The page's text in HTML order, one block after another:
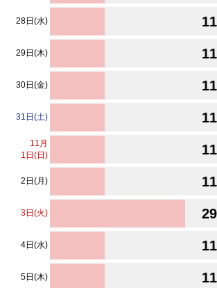
28日(水)
29日(木)
30日(金)
31日(土)
11 月
1日(日)
2日(月)
3日(火)
4日(水)
5日(木)